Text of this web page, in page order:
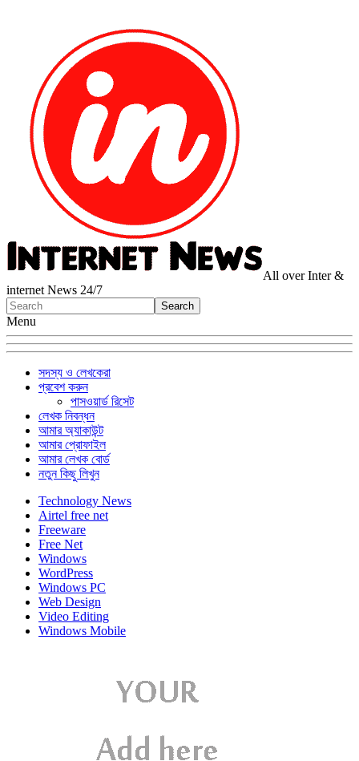
All over Inter &
internet News 24/7
Menu
সদস্য ও লেখকেরা
প্রবেশ করুন
পাসওয়ার্ড রিসেট
লেখক নিবন্ধন
আমার অ্যাকাউন্ট
আমার প্রোফাইল
আমার লেখক বোর্ড
নতুন কিছু লিখুন
Technology News
Airtel free net
Freeware
Free Net
Windows
WordPress
Windows PC
Web Design
Video Editing
Windows Mobile